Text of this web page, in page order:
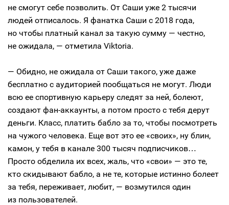
не смогут себе позволить. От Саши уже 2 тысячи
людей отписалось. Я фанатка Саши с 2018 года,
но чтобы платный канал за такую сумму — честно,
не ожидала, — отметила Viktoria.
— Обидно, не ожидала от Саши такого, уже даже
бесплатно с аудиторией пообщаться не могут. Люди
всю ее спортивную карьеру следят за ней, болеют,
создают фан-аккаунты, а потом просто с тебя дерут
деньги. Класс, платить бабло за то, чтобы посмотреть
на чужого человека. Еще вот это ее «своих», ну блин,
камон, у тебя в канале 300 тысяч подписчиков…
Просто обделила их всех, жаль, что «свои» — это те,
кто скидывают бабло, а не те, которые истинно болеет
за тебя, переживает, любит, — возмутился один
из пользователей.